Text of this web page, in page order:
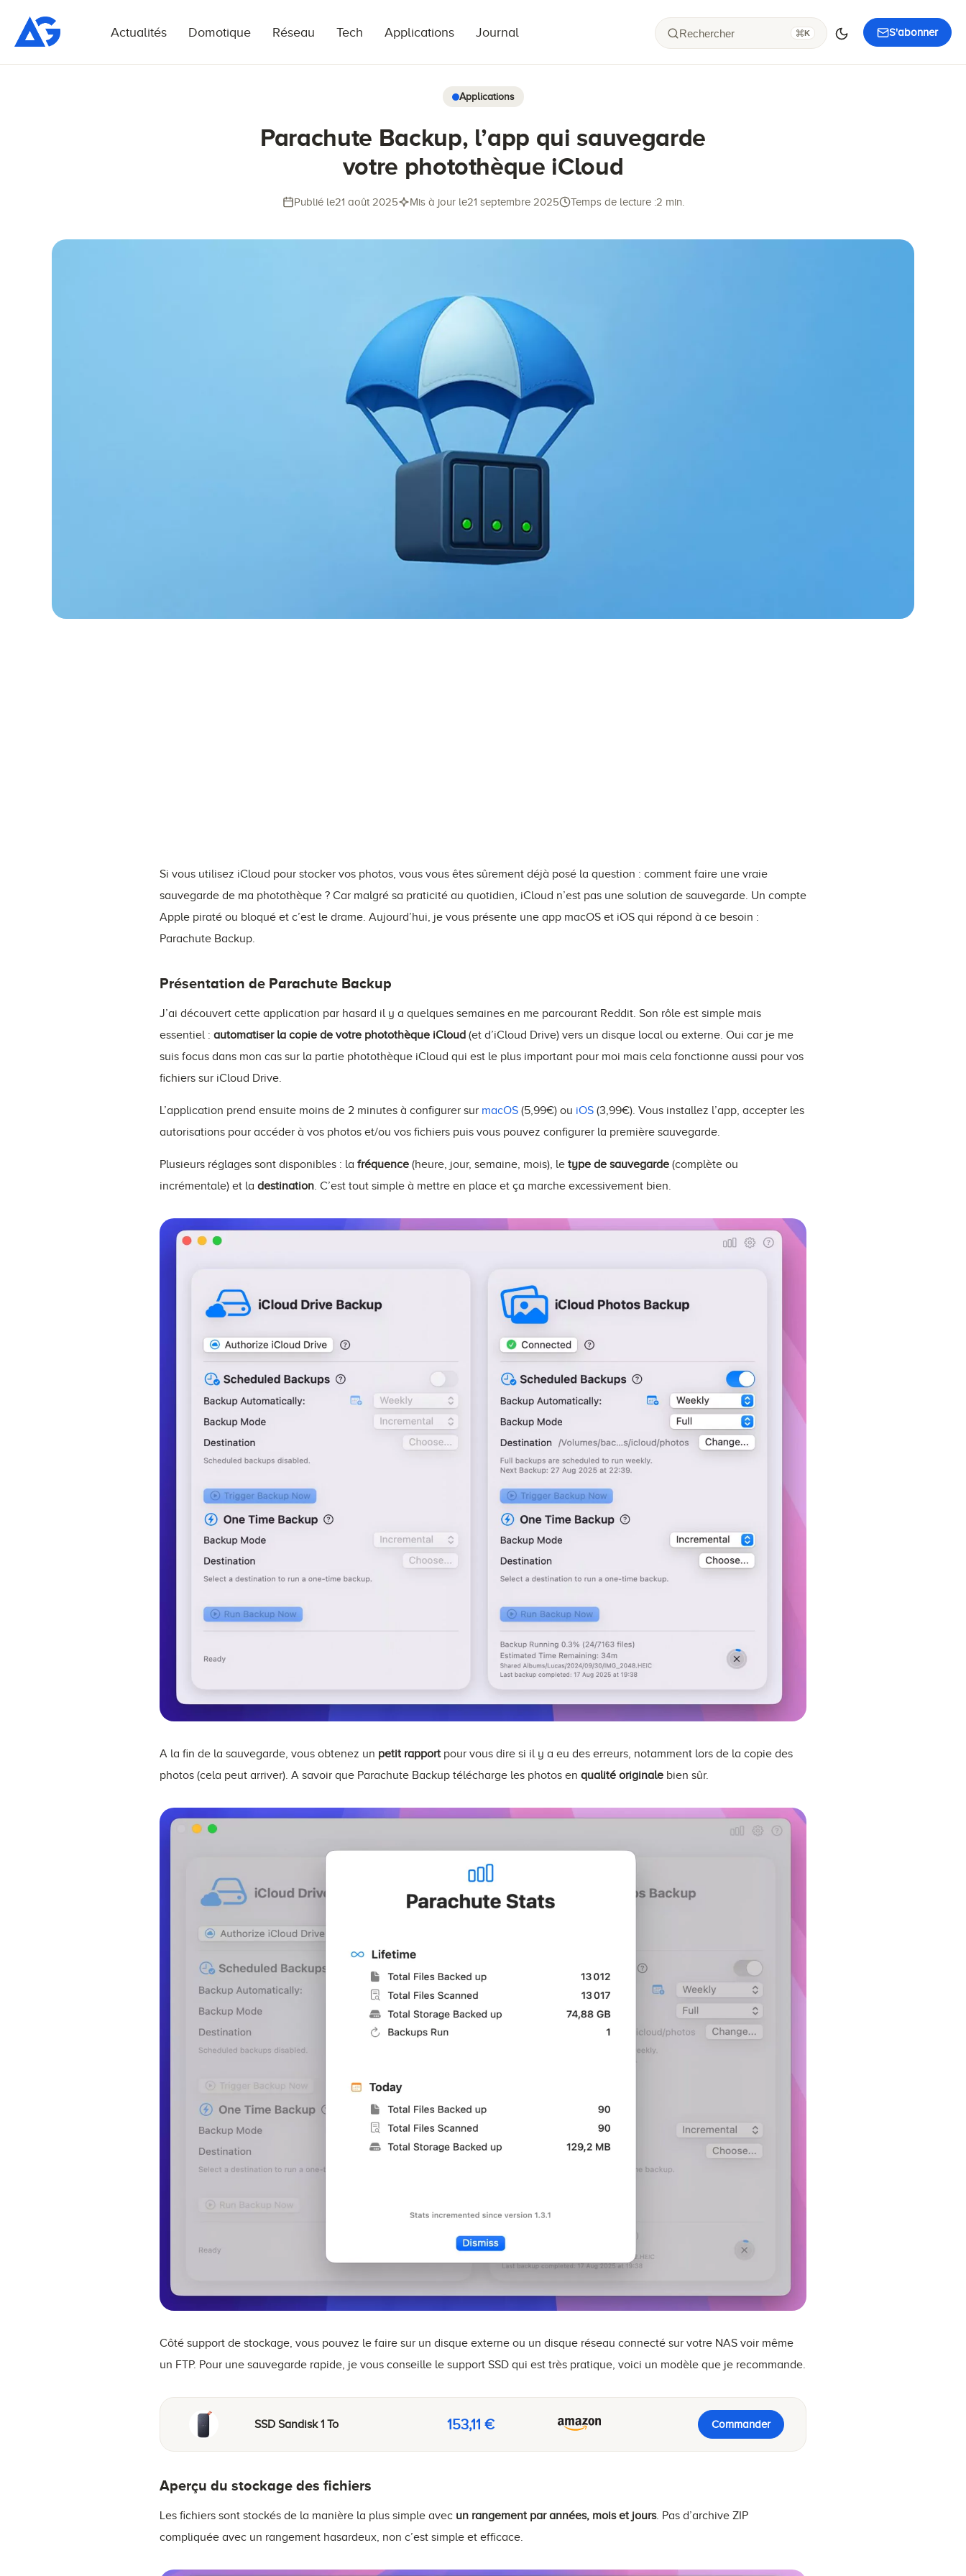
S'abonner
Rechercher K
Actualités Domotique Réseau Tech Applications Journal
Applications
Parachute Backup, l’app qui sauvegarde
votre photothèque iCloud
Publié le21 août 2025 Mis à jour le21 septembre 2025 Temps de lecture :2 min.
Si vous utilisez iCloud pour stocker vos photos, vous vous êtes sûrement déjà posé la question : comment faire une vraie
sauvegarde de ma photothèque ? Car malgré sa praticité au quotidien, iCloud n’est pas une solution de sauvegarde. Un compte
Apple piraté ou bloqué et c’est le drame. Aujourd’hui, je vous présente une app macOS et iOS qui répond à ce besoin :
Parachute Backup.
Présentation de Parachute Backup
J’ai découvert cette application par hasard il y a quelques semaines en me parcourant Reddit. Son rôle est simple mais
essentiel : automatiser la copie de votre photothèque iCloud (et d’iCloud Drive) vers un disque local ou externe. Oui car je me
suis focus dans mon cas sur la partie photothèque iCloud qui est le plus important pour moi mais cela fonctionne aussi pour vos
fichiers sur iCloud Drive.
L’application prend ensuite moins de 2 minutes à configurer sur macOS (5,99€) ou iOS (3,99€). Vous installez l’app, accepter les
autorisations pour accéder à vos photos et/ou vos fichiers puis vous pouvez configurer la première sauvegarde.
Plusieurs réglages sont disponibles : la fréquence (heure, jour, semaine, mois), le type de sauvegarde (complète ou
incrémentale) et la destination. C’est tout simple à mettre en place et ça marche excessivement bien.
A la fin de la sauvegarde, vous obtenez un petit rapport pour vous dire si il y a eu des erreurs, notamment lors de la copie des
photos (cela peut arriver). A savoir que Parachute Backup télécharge les photos en qualité originale bien sûr.
Côté support de stockage, vous pouvez le faire sur un disque externe ou un disque réseau connecté sur votre NAS voir même
un FTP. Pour une sauvegarde rapide, je vous conseille le support SSD qui est très pratique, voici un modèle que je recommande.
SSD Sandisk 1 To 153,11 € Commander
Aperçu du stockage des fichiers
Les fichiers sont stockés de la manière la plus simple avec un rangement par années, mois et jours. Pas d’archive ZIP
compliquée avec un rangement hasardeux, non c’est simple et efficace.